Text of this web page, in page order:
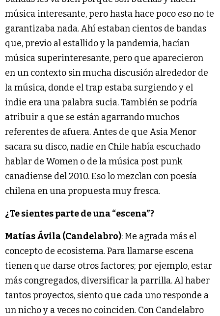
música interesante, pero hasta hace poco eso no te
garantizaba nada. Ahí estaban cientos de bandas
que, previo al estallido y la pandemia, hacían
música superinteresante, pero que aparecieron
en un contexto sin mucha discusión alrededor de
la música, donde el trap estaba surgiendo y el
indie era una palabra sucia. También se podría
atribuir a que se están agarrando muchos
referentes de afuera. Antes de que Asia Menor
sacara su disco, nadie en Chile había escuchado
hablar de Women o de la música post punk
canadiense del 2010. Eso lo mezclan con poesía
chilena en una propuesta muy fresca.
¿Te sientes parte de una “escena”?
Matías Ávila (Candelabro): Me agrada más el
concepto de ecosistema. Para llamarse escena
tienen que darse otros factores; por ejemplo, estar
más congregados, diversificar la parrilla. Al haber
tantos proyectos, siento que cada uno responde a
un nicho y a veces no coinciden. Con Candelabro